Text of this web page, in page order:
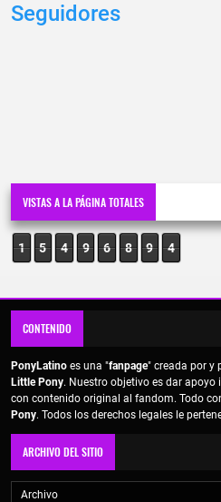
Seguidores
VISTAS A LA PÁGINA TOTALES
1 5 4 9 6 8 9 4
CONTENIDO
PonyLatino es una "fanpage" creada por y
Little Pony. Nuestro objetivo es dar
con contenido original al fandom. Todo
Pony. Todos los derechos legales le
ARCHIVO DEL SITIO